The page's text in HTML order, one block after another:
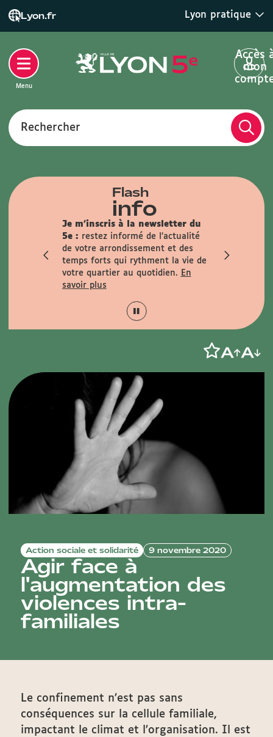
Lyon.fr Lyon pratique
Rechercher
Accès
mon
Menu
Flash
info
Dans les mairies du 5e : Toutes
les démarches s'effectuent sur
rendez-vous uniquement.
Attention, la reconnaissance
prénatale n'y est pas réalisée (pour
la mairie annexe).
Je m'inscris à la
5e : restez informé de
de votre
temps forts qui
votre quartier au
Action sociale et solidarité 9 novembre 2020
Agir face à
l'augmentation des
violences intra-
familiales
Le confinement n’est pas sans
conséquences sur la cellule familiale,
impactant le climat et l’organisation. Il est